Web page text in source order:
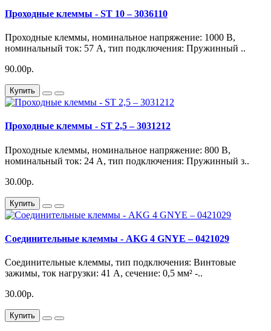
Проходные клеммы - ST 10 – 3036110
Проходные клеммы, номинальное напряжение: 1000 В,
номинальный ток: 57 A, тип подключения: Пружинный ..
90.00р.
Купить
Проходные клеммы - ST 2,5 – 3031212
Проходные клеммы, номинальное напряжение: 800 В,
номинальный ток: 24 A, тип подключения: Пружинный з..
30.00р.
Купить
Соединительные клеммы - AKG 4 GNYE – 0421029
Соединительные клеммы, тип подключения: Винтовые
зажимы, ток нагрузки: 41 A, cечение: 0,5 мм² -..
30.00р.
Купить